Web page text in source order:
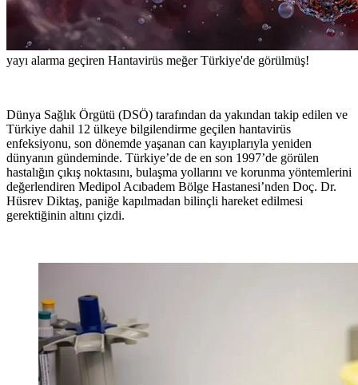
yayı alarma geçiren Hantavirüs meğer Türkiye'de görülmüş!
Dünya Sağlık Örgütü (DSÖ) tarafından da yakından takip edilen ve
Türkiye dahil 12 ülkeye bilgilendirme geçilen hantavirüs
enfeksiyonu, son dönemde yaşanan can kayıplarıyla yeniden
dünyanın gündeminde. Türkiye’de de en son 1997’de görülen
hastalığın çıkış noktasını, bulaşma yollarını ve korunma yöntemlerini
değerlendiren Medipol Acıbadem Bölge Hastanesi’nden Doç. Dr.
Hüsrev Diktaş, paniğe kapılmadan bilinçli hareket edilmesi
gerektiğinin altını çizdi.